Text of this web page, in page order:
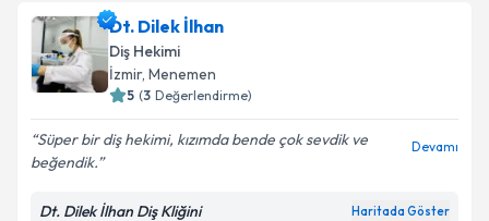
takvim hazırlandığında e-posta ile bilgilendireceğiz.
E-posta Adresiniz
Dt. Dilek İlhan
Diş Hekimi
İzmir, Menemen
5 (3 Değerlendirme)
Süper bir diş hekimi, kızımda bende çok sevdik ve
beğendik.
Devamı
Dt. Dilek İlhan Diş Kliğini Haritada Göster